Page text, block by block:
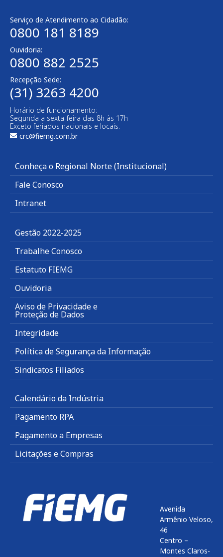
Serviço de Atendimento ao Cidadão:
0800 181 8189
Ouvidoria:
0800 882 2525
Recepção Sede:
(31) 3263 4200
Horário de funcionamento:
Segunda a sexta-feira das 8h às 17h
Exceto feriados nacionais e locais.
crc@fiemg.com.br
Conheça o Regional Norte (Institucional)
Fale Conosco
Intranet
Gestão 2022-2025
Trabalhe Conosco
Estatuto FIEMG
Ouvidoria
Aviso de Privacidade e
Proteção de Dados
Integridade
Política de Segurança da Informação
Sindicatos Filiados
Calendário da Indústria
Pagamento RPA
Pagamento a Empresas
Licitações e Compras
Avenida
Armênio Veloso,
46
Centro –
Montes Claros-